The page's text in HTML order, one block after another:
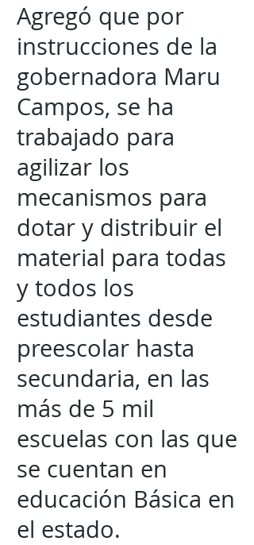
Agregó que por
instrucciones de la
gobernadora Maru
Campos, se ha
trabajado para
agilizar los
mecanismos para
dotar y distribuir el
material para todas
y todos los
estudiantes desde
preescolar hasta
secundaria, en las
más de 5 mil
escuelas con las que
se cuentan en
educación Básica en
el estado.